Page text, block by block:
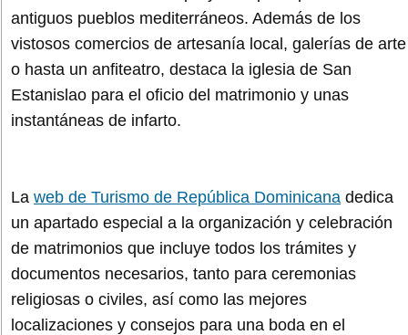
antiguos pueblos mediterráneos. Además de los
vistosos comercios de artesanía local, galerías de arte
o hasta un anfiteatro, destaca la iglesia de San
Estanislao para el oficio del matrimonio y unas
instantáneas de infarto.
La web de Turismo de República Dominicana dedica
un apartado especial a la organización y celebración
de matrimonios que incluye todos los trámites y
documentos necesarios, tanto para ceremonias
religiosas o civiles, así como las mejores
localizaciones y consejos para una boda en el